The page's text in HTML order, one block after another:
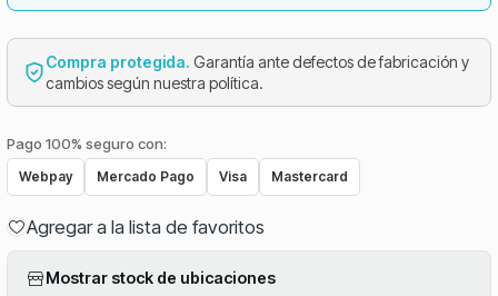
Compra protegida. Garantía ante defectos de fabricación y
cambios según nuestra política.
Pago 100% seguro con:
Webpay Mercado Pago Visa Mastercard
Agregar a la lista de favoritos
Mostrar stock de ubicaciones